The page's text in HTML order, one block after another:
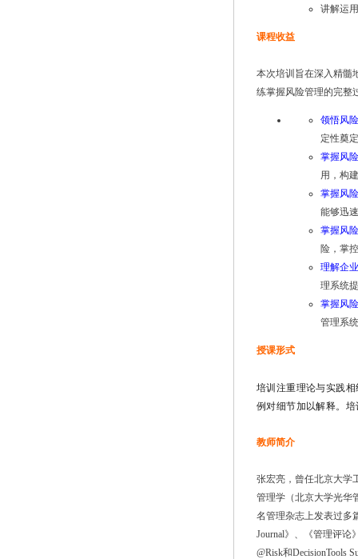
讲解运
课程收益
本次培训旨在深入精髓
练掌握风险管理的完整
领悟风
定性奠
掌握风
用，构
掌握风
能够迅
掌握风
险，掌
理解企
理系统
掌握风
管理系
授课形式
培训注重理论与实践
例对细节加以解释。
教师简介
张宏亮，曾任北京大学
管理学（北京大学光华
名管理杂志上发表过多
Journal》、《管理评
@Risk和DecisionTools